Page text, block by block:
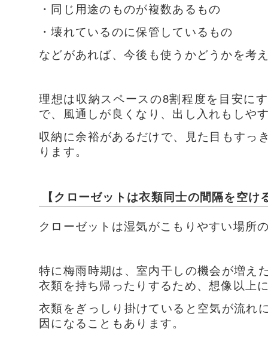
・同じ用途のものが複数あるもの
・壊れているのに保管しているもの
などがあれば、今後も使うかどうかを考
理想は収納スペースの8割程度を目安に
で、風通しが良くなり、出し入れもしや
収納に余裕があるだけで、見た目もすっ
ります。
【クローゼットは衣類同士の間隔を空け
クローゼットは湿気がこもりやすい場所
特に梅雨時期は、室内干しの機会が増え
衣類を持ち帰ったりするため、想像以上
衣類をぎっしり掛けていると空気が流れ
因になることもあります。